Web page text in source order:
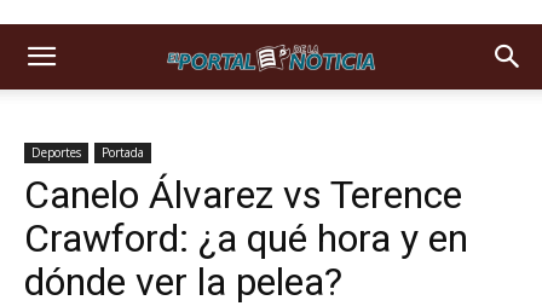
Deportes Portada
Canelo Álvarez vs Terence
Crawford: ¿a qué hora y en
dónde ver la pelea?